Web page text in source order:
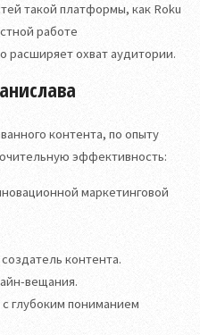
такой платформы, как Roku
работе
расширяет охват аудитории.
контента, по опыту
эффективность:
маркетинговой
контента.
вещания.
глубоким пониманием